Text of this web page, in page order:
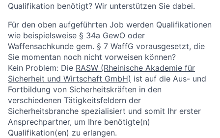
Qualifikation benötigt? Wir unterstützen Sie dabei.
Für den oben aufgeführten Job werden Qualifikationen
wie beispielsweise § 34a GewO oder
Waffensachkunde gem. § 7 WaffG vorausgesetzt, die
Sie momentan noch nicht vorweisen können?
Kein Problem: Die RASW (Rheinische Akademie für
Sicherheit und Wirtschaft GmbH) ist auf die Aus- und
Fortbildung von Sicherheitskräften in den
verschiedenen Tätigkeitsfeldern der
Sicherheitsbranche spezialisiert und somit Ihr erster
Ansprechpartner, um Ihre benötigte(n)
Qualifikation(en) zu erlangen.